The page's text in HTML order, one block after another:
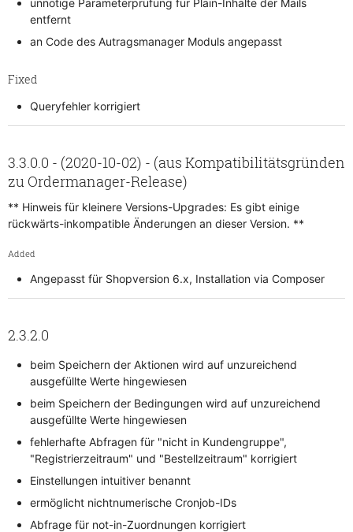
entfernt
an Code des Autragsmanager Moduls angepasst
Fixed
Queryfehler korrigiert
3.3.0.0 - (2020-10-02) - (aus Kompatibilitätsgründen
zu Ordermanager-Release)
** Hinweis für kleinere Versions-Upgrades: Es gibt einige
rückwärts-inkompatible Änderungen an dieser Version. **
Added
Angepasst für Shopversion 6.x, Installation via Composer
2.3.2.0
beim Speichern der Aktionen wird auf unzureichend
ausgefüllte Werte hingewiesen
beim Speichern der Bedingungen wird auf unzureichend
ausgefüllte Werte hingewiesen
fehlerhafte Abfragen für "nicht in Kundengruppe",
"Registrierzeitraum" und "Bestellzeitraum" korrigiert
Einstellungen intuitiver benannt
ermöglicht nichtnumerische Cronjob-IDs
Abfrage für not-in-Zuordnungen korrigiert